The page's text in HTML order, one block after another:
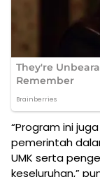
“Program ini
pemerintah
UMK serta
keseluruhan,”